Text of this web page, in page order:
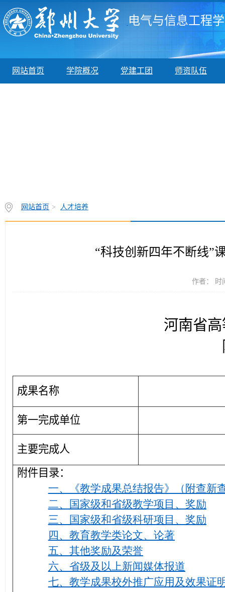
电气与信息工程
网站首页 学院概况 党建工团 师资队伍
网站首页 > 人才培养
“科技创新四年不断线”
作者： 时
河南省
成果名称
第一完成单位
主要完成人
附件目录：
一、《教学成果总结报告》（附查新
二、国家级和省级教学项目、奖励
三、国家级和省级科研项目、奖励
四、教育教学类论文、论著
五、其他奖励及荣誉
六、省级及以上新闻媒体报道
七、教学成果校外推广应用及效果证